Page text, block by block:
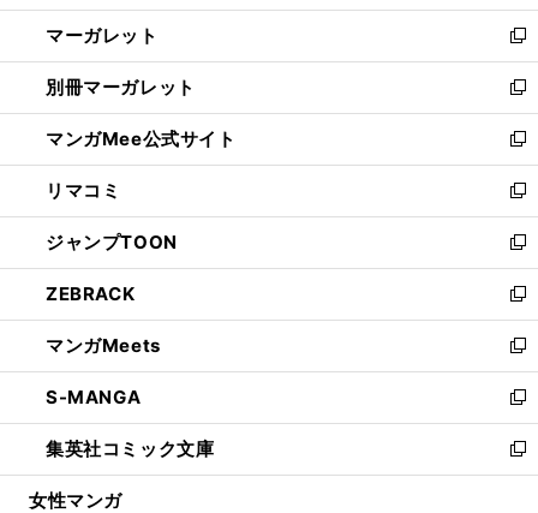
開
く
ウ
で
開
く
ン
ド
ウ
で
開
く
し
い
ウ
ィ
ン
ド
ウ
で
開
く
マーガレット
新
し
い
ウ
ィ
ン
ド
ウ
で
開
く
別冊マーガレット
新
し
い
ウ
ィ
ン
ド
ウ
で
開
く
マンガMee公式サイト
新
し
い
ウ
ィ
ン
ド
ウ
で
開
く
リマコミ
新
し
い
ウ
ィ
ン
ド
ウ
で
開
く
ジャンプTOON
新
し
い
ウ
ィ
ン
ド
ウ
で
開
ZEBRACK
新
し
い
ウ
ィ
ン
ド
ウ
マンガMeets
新
し
い
ウ
ィ
ン
S-MANGA
新
し
い
ウ
集英社コミック文庫
新
し
女性マンガ